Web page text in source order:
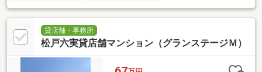
貸店舗・事務所
松戸六実貸店舗マンション（グランステージＭ）